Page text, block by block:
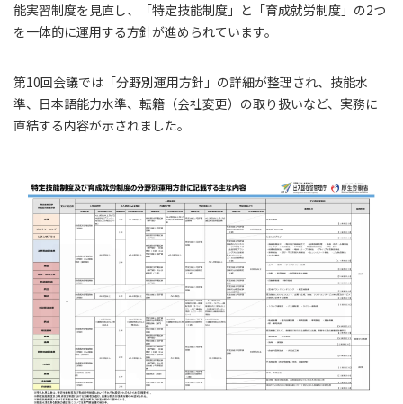
能実習制度を見直し、「特定技能制度」と「育成就労制度」の2つ
を一体的に運用する方針が進められています。
第10回会議では「分野別運用方針」の詳細が整理され、技能水
準、日本語能力水準、転籍（会社変更）の取り扱いなど、実務に
直結する内容が示されました。